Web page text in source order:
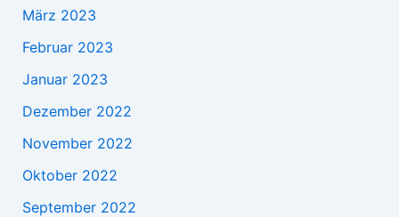
März 2023
Februar 2023
Januar 2023
Dezember 2022
November 2022
Oktober 2022
September 2022